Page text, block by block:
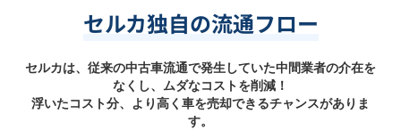
セルカ独自の流通フロー
セルカは、従来の中古車流通で発生していた中間業者の介在を
なくし、ムダなコストを削減！
浮いたコスト分、より高く車を売却できるチャンスがありま
す。